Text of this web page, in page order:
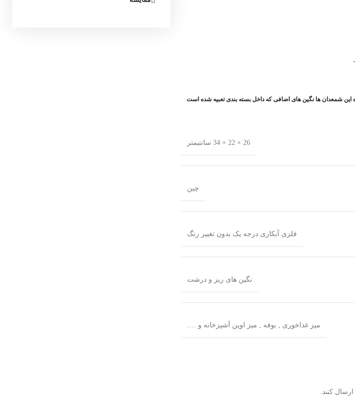
این شمعدان ها نگین های اضافی که داخل بسته بندی تعبیه شده است
26 × 22 × 34 سانتیمتر
چین
فلزی آبکاری درجه یک بدون تغییر رنگ
نگین های ریز و درشت
میز غذاخوری , بوفه , میز اوپن آشپزخانه و ….
کنند.